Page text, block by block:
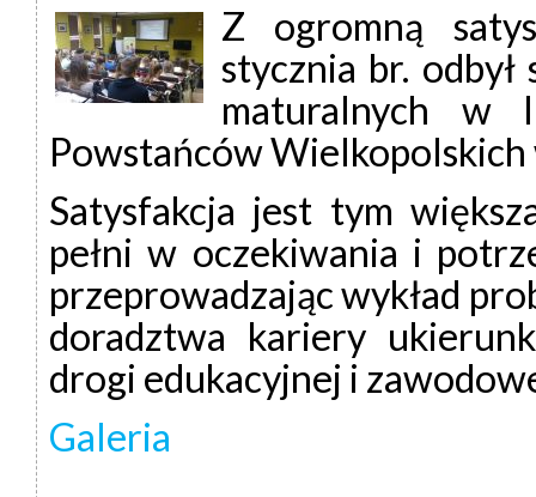
Z ogromną
stycznia br.
maturalnych w I
Powstańców
Satysfakcja jest tym
pełni w oczekiwania i
przeprowadzając wykład
doradztwa kariery
drogi edukacyjnej i
Galeria